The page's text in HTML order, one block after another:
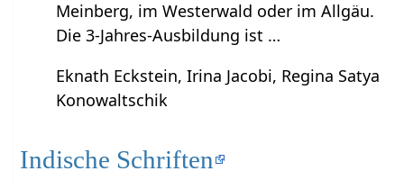
Meinberg, im Westerwald oder im Allgäu.
Die 3-Jahres-Ausbildung ist …
Eknath Eckstein, Irina Jacobi, Regina Satya
Konowaltschik
Indische Schriften